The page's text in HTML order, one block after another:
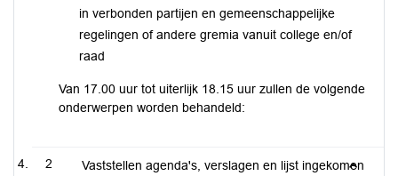
in verbonden partijen en gemeenschappelijke
regelingen of andere gremia vanuit college en/of
raad
Van 17.00 uur tot uiterlijk 18.15 uur zullen de volgende
onderwerpen worden behandeld:
2
Vaststellen agenda's, verslagen en lijst ingekomen